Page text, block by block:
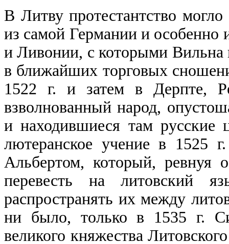
В Литву протестантство
из самой Германии и особенно
и Ливонии, с которыми Вильна
в ближайших торговых
1522 г. и затем в Дерпте,
взволнованный народ,
и находившиеся там русские
лютеранское учение в 1525
Альбертом, который, ревнуя
перевесть на литовский
распространять их между
ни было, только в 1535 г.
великого княжества